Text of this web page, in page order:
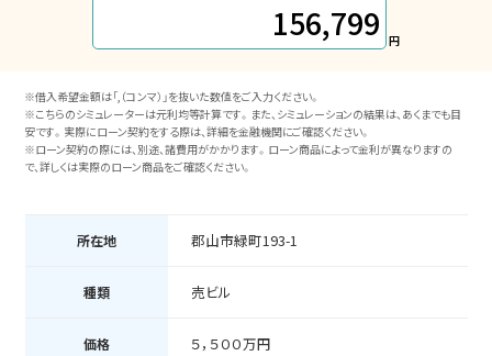
買いたい
借りたい
156,799 円
※借入希望金額は「,（コンマ）」を抜いた数値をご入力ください。
※こちらのシミュレーターは元利均等計算です。また、シミュレーションの結果は、あくまでも目
安です。実際にローン契約をする際は、詳細を金融機関にご確認ください。
※ローン契約の際には、別途、諸費用がかかります。ローン商品によって金利が異なりますの
で、詳しくは実際のローン商品をご確認ください。
所在地 郡山市緑町193-1
種類 売ビル
価格 ５，５００万円